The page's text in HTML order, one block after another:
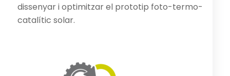
dissenyar i optimitzar el prototip foto-termo-
catalític solar.